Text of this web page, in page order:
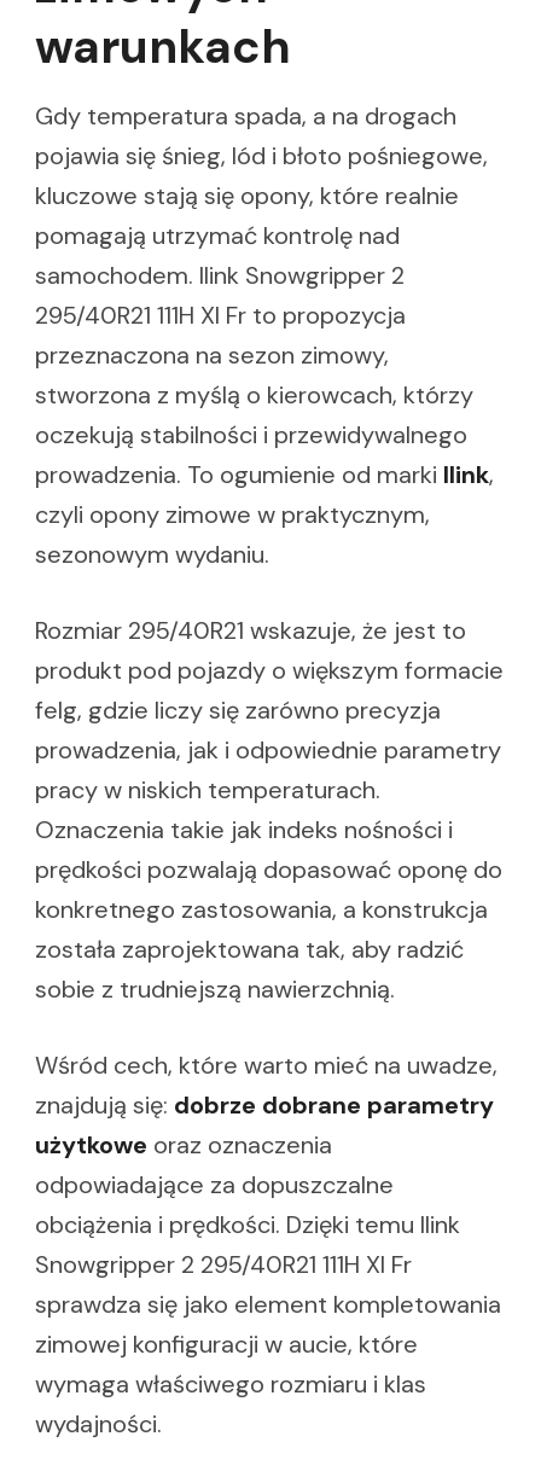
warunkach
Gdy temperatura spada, a na drogach
pojawia się śnieg, lód i błoto pośniegowe,
kluczowe stają się opony, które realnie
pomagają utrzymać kontrolę nad
samochodem. Ilink Snowgripper 2
295/40R21 111H Xl Fr to propozycja
przeznaczona na sezon zimowy,
stworzona z myślą o kierowcach, którzy
oczekują stabilności i przewidywalnego
prowadzenia. To ogumienie od marki Ilink,
czyli opony zimowe w praktycznym,
sezonowym wydaniu.
Rozmiar 295/40R21 wskazuje, że jest to
produkt pod pojazdy o większym formacie
felg, gdzie liczy się zarówno precyzja
prowadzenia, jak i odpowiednie parametry
pracy w niskich temperaturach.
Oznaczenia takie jak indeks nośności i
prędkości pozwalają dopasować oponę do
konkretnego zastosowania, a konstrukcja
została zaprojektowana tak, aby radzić
sobie z trudniejszą nawierzchnią.
Wśród cech, które warto mieć na uwadze,
znajdują się: dobrze dobrane parametry
użytkowe oraz oznaczenia
odpowiadające za dopuszczalne
obciążenia i prędkości. Dzięki temu Ilink
Snowgripper 2 295/40R21 111H Xl Fr
sprawdza się jako element kompletowania
zimowej konfiguracji w aucie, które
wymaga właściwego rozmiaru i klas
wydajności.